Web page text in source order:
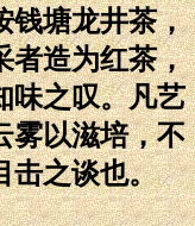
钱塘龙井茶，
者造为红茶，
味之叹。凡艺
雾以滋培，不
击之谈也。